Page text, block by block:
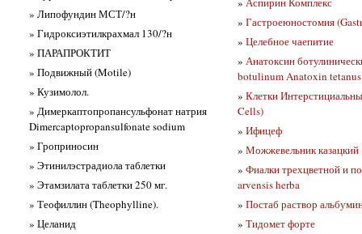
» Липофундин МСТ/?н
» Гидроксиэтилкрахмал 130/?н
» ПАРАПРОКТИТ
» Подвижный (Motile)
» Кузимолол.
» Димеркаптопропансульфонат натрия
Dimercaptopropansulfonate sodium
» Гроприносин
» Этинилэстрадиола таблетки
» Этамзилата таблетки 250 мг.
» Теофиллин (Theophylline).
» Целанид
» Гастроеюностомия
» Целебное чаепитие
» Анатоксин
botulinum Anatoxin tetanus
» Клетки
Cells)
» Ифицеф
» Можжевельник казацкий
» Фиалки трехцветной и
arvensis herba
» Постаб раствор
» Тидомет форте